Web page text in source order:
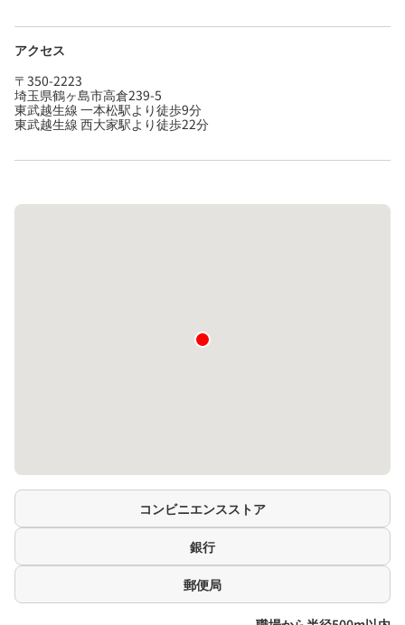
アクセス
〒350-2223
埼玉県鶴ヶ島市高倉239-5
東武越生線 一本松駅より徒歩9分
東武越生線 西大家駅より徒歩22分
コンビニエンスストア
銀行
郵便局